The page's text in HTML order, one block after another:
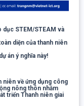
dục STEM/STEAM và
diện của thanh niên
án ý nghĩa này!
niên về ứng dụng công
nông thôn nhằm
triển Thanh niên giai